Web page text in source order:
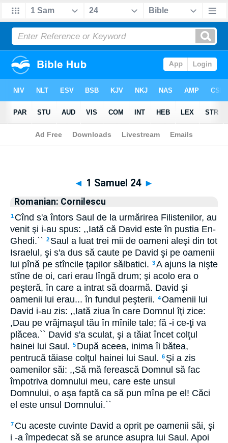
Biblia>Romanian: Cornilescu > 1 Samuel 24
◄ 1 Samuel 24 ►
Romanian: Cornilescu
1 Cînd s'a întors Saul de la urmărirea Filistenilor, au
venit şi i-au spus: ,,Iată că David este în pustia En-
Ghedi.`` 2 Saul a luat trei mii de oameni aleşi din tot
Israelul, şi s'a dus să caute pe David şi pe oamenii
lui pînă pe stîncile ţapilor sălbatici. 3A ajuns la nişte
stîne de oi, cari erau lîngă drum; şi acolo era o
peşteră, în care a intrat să doarmă. David şi
oamenii lui erau... în fundul peşterii. 4Oamenii lui
David i-au zis: ,,Iată ziua în care Domnul îţi zice:
,Dau pe vrăjmaşul tău în mînile tale; fă -i ce-ţi va
plăcea.`` David s'a sculat, şi a tăiat încet colţul
hainei lui Saul. 5 După aceea, inima îi bătea,
pentrucă tăiase colţul hainei lui Saul. 6 Şi a zis
oamenilor săi: ,,Să mă ferească Domnul să fac
împotriva domnului meu, care este unsul
Domnului, o aşa faptă ca să pun mîna pe el! Căci
el este unsul Domnului.``
7 Cu aceste cuvinte David a oprit pe oamenii săi, şi
i -a împedecat să se arunce asupra lui Saul. Apoi